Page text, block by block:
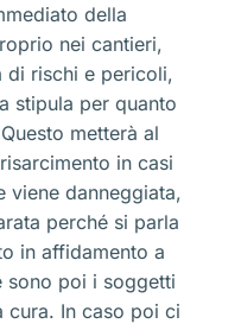
della
nei cantieri,
di rischi e pericoli,
stipula per quanto
metterà al
in casi
viene danneggiata,
perché si parla
in affidamento a
sono poi i soggetti
cura. In caso poi ci